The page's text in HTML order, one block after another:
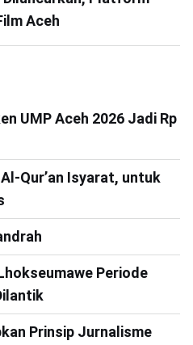
Aceh
UMP Aceh 2026 Jadi Rp
Qur’an Isyarat, untuk
Periode
Prinsip Jurnalisme